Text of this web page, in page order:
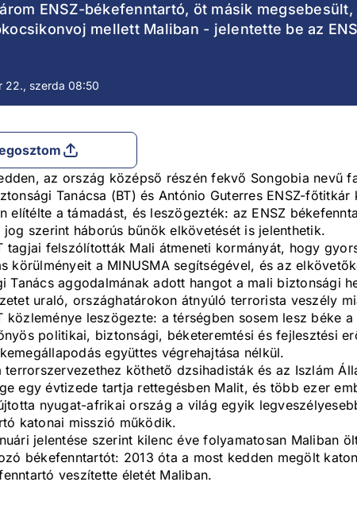
ENSZ-békefenntartó, öt másik
mellett Maliban - jelentette be az
22., szerda 08:50
az ország középső részén fekvő Songobia nevű
Tanácsa (BT) és António Guterres ENSZ-
elítélte a támadást, és leszögezték: az ENSZ
jog szerint háborús bűnök elkövetését is jelenthetik.
tagjai felszólították Mali átmeneti kormányát, hogy
körülményeit a MINUSMA segítségével, és az
Tanács aggodalmának adott hangot a mali biztonsági
uraló, országhatárokon átnyúló terrorista veszély
közleménye leszögezte: a térségben sosem lesz béke
politikai, biztonsági, béketeremtési és fejlesztési
együttes végrehajtása nélkül.
terrorszervezethez köthető dzsihadisták és az Iszlám
egy évtizede tartja rettegésben Malit, és több ezer
nyugat-afrikai ország a világ egyik
katonai misszió működik.
jelentése szerint kilenc éve folyamatosan Maliban
békefenntartót: 2013 óta a most kedden megölt
veszítette életét Maliban.